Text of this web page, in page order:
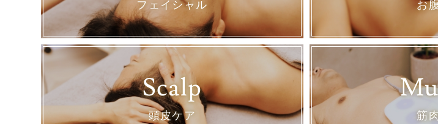
フェイシャル お
Scalp
頭皮ケア 筋